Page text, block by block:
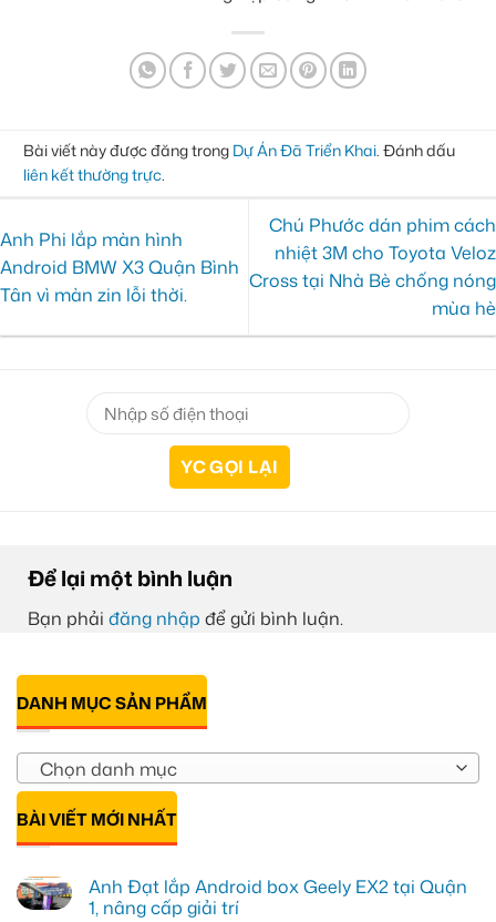
Bài viết này được đăng trong Dự Án Đã Triển Khai . Đánh dấu
liên kết thường trực
Anh Phi lắp màn hình
Android BMW X3 Quận Bình
Tân vì màn zin lỗi thời.
Chú Phước dán phim cách
nhiệt 3M cho Toyota Veloz
Cross tại Nhà Bè chống nóng
mùa hè
Để lại một bình luận
Bạn phải đăng nhập để gửi bình luận.
DANH MỤC SẢN PHẨM
Chọn danh mục
BÀI VIẾT MỚI NHẤT
Anh Đạt lắp Android box Geely EX2 tại Quận
1, nâng cấp giải trí